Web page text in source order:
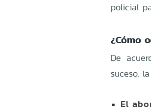
policial
¿Cómo
De
suceso,
El